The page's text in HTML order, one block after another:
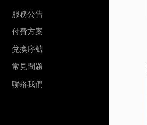
服務公告
付費方案
兌換序號
常見問題
聯絡我們